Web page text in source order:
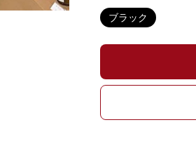
ブラック